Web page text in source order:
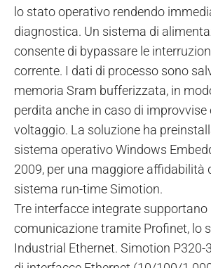
lo stato operativo rendendo
diagnostica. Un sistema di
consente di bypassare le
corrente. I dati di processo sono
memoria Sram bufferizzata, in
perdita anche in caso di improvvise
voltaggio. La soluzione ha
sistema operativo Windows
2009, per una maggiore affidabilità
sistema run-time Simotion.
Tre interfacce integrate supportano
comunicazione tramite Profinet, lo
Industrial Ethernet. Simotion P320-